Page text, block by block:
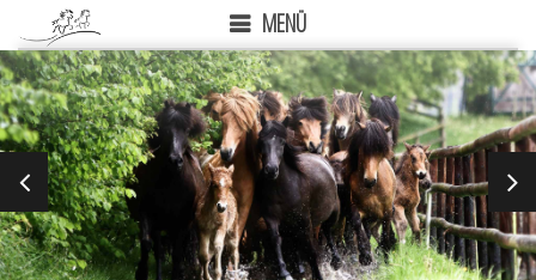
MENÜ
PREVIOUS